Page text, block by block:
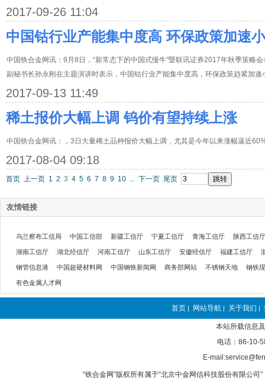
2017-09-26 11:04
中国钴行业产能集中度高 环保政策加速
中国铁合金网讯：9月8日，“新常态下的中国式慢牛”暨联讯证券2017年秋季策略
副秘书长孙永刚在主题演讲时表示，中国钴行业产能集中度高，环保政策趋紧加速
2017-09-13 11:49
稀土报价大幅上调 钨价有望持续上涨
中国铁合金网讯：，3日大量稀土品种报价大幅上调，尤其是今年以来涨幅逼近
2017-08-04 09:18
首页 上一页 1 2 3 4 5 6 7 8 9 10 ... 下一页 尾页
友情链接
乌兰察布工信局 中国工信部 新疆工信厅 宁夏工信厅 青海工信厅 陕西工信厅
湖南工信厅 湖北经信厅 河南工信厅 山东工信厅 安徽经信厅 福建工信厅
钢管信息港 中国超硬材料网 中国钢铁新闻网 商务部网站 不锈钢天地 钢铁
有色金属人才网
首页 | 网站导航 | 关于我们 |
本站所载信息
电话：86-10-
E-
“铁合金网”版权所有属于“北京中金网信科技股份有限公司